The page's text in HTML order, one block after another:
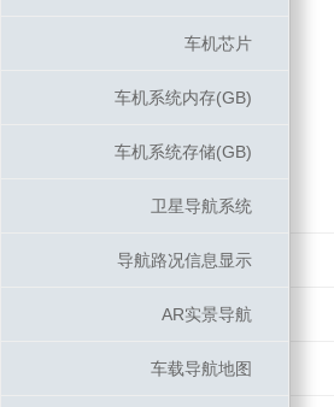
车机芯片
车机系统内存(GB)
车机系统存储(GB)
卫星导航系统
导航路况信息显示
AR实景导航
车载导航地图
车机芯片
车机系统内存(GB)
车机系统存储(GB)
卫星导航系统
导航路况信息显示
AR实景导航
车载导航地图